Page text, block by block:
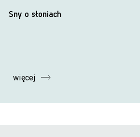
Sny o słoniach
więcej